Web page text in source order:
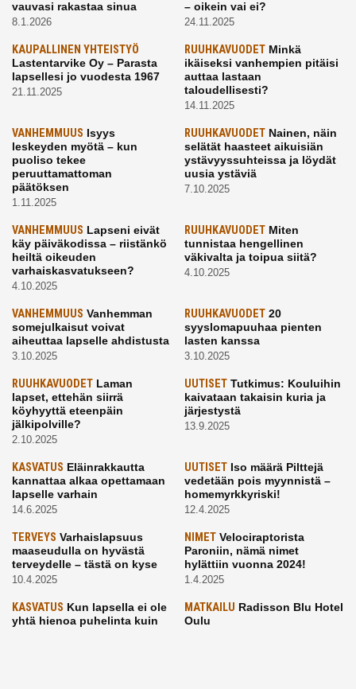
vauvasi rakastaa sinua
8.1.2026
– oikein vai ei?
24.11.2025
KAUPALLINEN YHTEISTYÖ
Lastentarvike Oy – Parasta
lapsellesi jo vuodesta 1967
21.11.2025
RUUHKAVUODETMinkä
ikäiseksi vanhempien pitäisi
auttaa lastaan
taloudellisesti?
14.11.2025
VANHEMMUUS Isyys
leskeyden myötä – kun
puoliso tekee
peruuttamattoman
päätöksen
1.11.2025
RUUHKAVUODETNainen, näin
selätät haasteet aikuisiän
ystävyyssuhteissa ja löydät
uusia ystäviä
7.10.2025
VANHEMMUUS Lapseni eivät
käy päiväkodissa – riistänkö
heiltä oikeuden
varhaiskasvatukseen?
4.10.2025
RUUHKAVUODETMiten
tunnistaa hengellinen
väkivalta ja toipua siitä?
4.10.2025
VANHEMMUUS Vanhemman
somejulkaisut voivat
aiheuttaa lapselle ahdistusta
3.10.2025
RUUHKAVUODET20
syyslomapuuhaa pienten
lasten kanssa
3.10.2025
RUUHKAVUODET Laman
lapset, ettehän siirrä
köyhyyttä eteenpäin
jälkipolville?
2.10.2025
UUTISETTutkimus: Kouluihin
kaivataan takaisin kuria ja
järjestystä
13.9.2025
KASVATUS Eläinrakkautta
kannattaa alkaa opettamaan
lapselle varhain
14.6.2025
UUTISETIso määrä Pilttejä
vedetään pois myynnistä –
homemyrkkyriski!
12.4.2025
TERVEYS Varhaislapsuus
maaseudulla on hyvästä
terveydelle – tästä on kyse
10.4.2025
NIMETVelociraptorista
Paroniin, nämä nimet
hylättiin vuonna 2024!
1.4.2025
KASVATUS Kun lapsella ei ole
yhtä hienoa puhelinta kuin
MATKAILU Radisson Blu Hotel
Oulu